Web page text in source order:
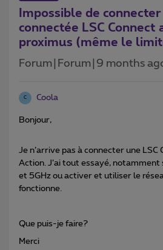
Impossible de
connectée LSC Connect
proximus (même le
Forum|Forum|9 months
C Coola
Bonjour,
Je n’arrive pas à connecter une LSC
Action. J’ai tout essayé, notamment
et 5GHz ou activer et utiliser le
fonctionne.
Que puis-je faire?
Merci